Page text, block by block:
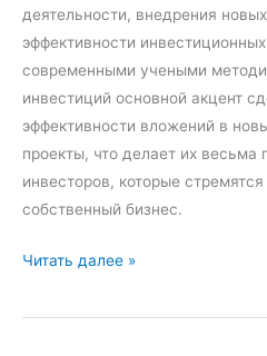
л
ь
н
о
с
т
и
в
о
с
а
в
о
в
о
е
р
е
у
и
деятельности, внедрения
эффективности
современными учеными
инвестиций основной акцент
эффективности вложений в
проекты, что делает их весьма
инвесторов, которые
собственный бизнес.
О
н
Читать далее »